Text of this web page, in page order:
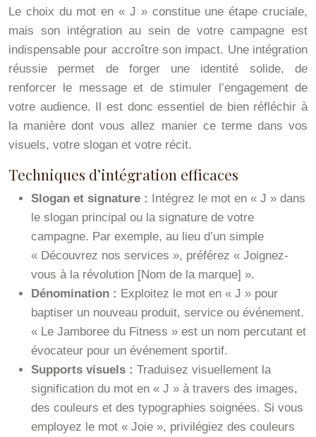
Le choix du mot en « J » constitue une étape cruciale,
mais son intégration au sein de votre campagne est
indispensable pour accroître son impact. Une intégration
réussie permet de forger une identité solide, de
renforcer le message et de stimuler l’engagement de
votre audience. Il est donc essentiel de bien réfléchir à
la manière dont vous allez manier ce terme dans vos
visuels, votre slogan et votre récit.
Techniques d’intégration efficaces
Slogan et signature :
Intégrez le mot en « J » dans
le slogan principal ou la signature de votre
campagne. Par exemple, au lieu d’un simple
« Découvrez nos services », préférez « Joignez-
vous à la révolution [Nom de la marque] ».
Dénomination : Exploitez le mot en « J » pour
baptiser un nouveau produit, service ou événement.
« Le Jamboree du Fitness » est un nom percutant et
évocateur pour un événement sportif.
Supports visuels : Traduisez visuellement la
signification du mot en « J » à travers des images,
des couleurs et des typographies soignées. Si vous
employez le mot « Joie », privilégiez des couleurs